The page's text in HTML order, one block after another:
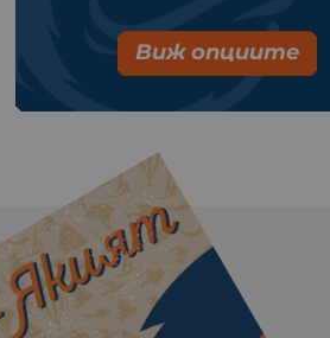
Виж опциите